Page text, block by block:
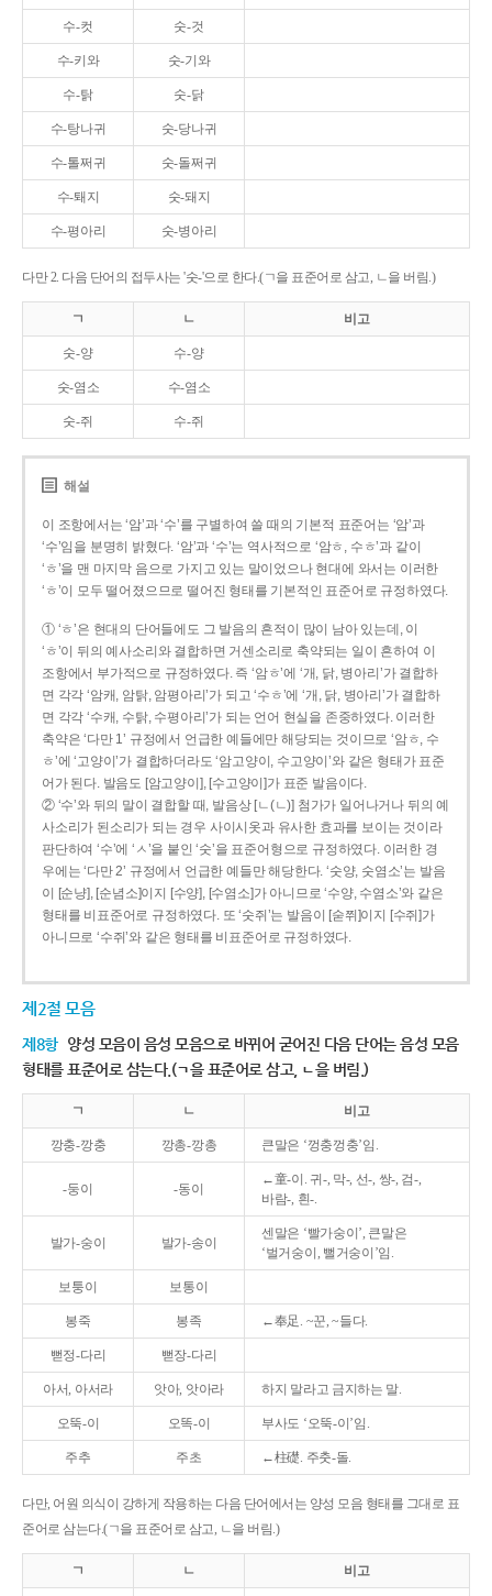
수-컷 숫-것
수-키와 숫-기와
수-탉 숫-닭
수-탕나귀 숫-당나귀
수-톨쩌귀 숫-돌쩌귀
수-퇘지 숫-돼지
수-평아리 숫-병아리
다만 2. 다음 단어의 접두사는 '숫-'으로 한다.(ㄱ을 표준어로 삼고, ㄴ을 버림.)
ㄱ ㄴ 비고
숫-양 수-양
숫-염소 수-염소
숫-쥐 수-쥐
해설
이 조항에서는 ‘암’과 ‘수’를 구별하여 쓸 때의 기본적 표준어는 ‘암’과
‘수’임을 분명히 밝혔다. ‘암’과 ‘수’는 역사적으로 ‘암ㅎ, 수ㅎ’과 같이
‘ㅎ’을 맨 마지막 음으로 가지고 있는 말이었으나 현대에 와서는 이러한
‘ㅎ’이 모두 떨어졌으므로 떨어진 형태를 기본적인 표준어로 규정하였다.
① ‘ㅎ’은 현대의 단어들에도 그 발음의 흔적이 많이 남아 있는데, 이
‘ㅎ’이 뒤의 예사소리와 결합하면 거센소리로 축약되는 일이 흔하여 이
조항에서 부가적으로 규정하였다. 즉 ‘암ㅎ’에 ‘개, 닭, 병아리’가 결합하
면 각각 ‘암캐, 암탉, 암평아리’가 되고 ‘수ㅎ’에 ‘개, 닭, 병아리’가 결합하
면 각각 ‘수캐, 수탉, 수평아리’가 되는 언어 현실을 존중하였다. 이러한
축약은 ‘다만 1’ 규정에서 언급한 예들에만 해당되는 것이므로 ‘암ㅎ, 수
ㅎ’에 ‘고양이’가 결합하더라도 ‘암고양이, 수고양이’와 같은 형태가 표준
어가 된다. 발음도 [암고양이], [수고양이]가 표준 발음이다.
② ‘수’와 뒤의 말이 결합할 때, 발음상 [ㄴ(ㄴ)] 첨가가 일어나거나 뒤의 예
사소리가 된소리가 되는 경우 사이시옷과 유사한 효과를 보이는 것이라
판단하여 ‘수’에 ‘ㅅ’을 붙인 ‘숫’을 표준어형으로 규정하였다. 이러한 경
우에는 ‘다만 2’ 규정에서 언급한 예들만 해당한다. ‘숫양, 숫염소’는 발음
이 [순냥], [순념소]이지 [수양], [수염소]가 아니므로 ‘수양, 수염소’와 같은
형태를 비표준어로 규정하였다. 또 ‘숫쥐’는 발음이 [숟쮜]이지 [수쥐]가
아니므로 ‘수쥐’와 같은 형태를 비표준어로 규정하였다.
제2절 모음
제8항 양성 모음이 음성 모음으로 바뀌어 굳어진 다음 단어는 음성 모음
형태를 표준어로 삼는다.(ㄱ을 표준어로 삼고, ㄴ을 버림.)
ㄱ ㄴ 비고
깡충-깡충 깡총-깡총 큰말은 ‘껑충껑충’임.
-둥이 -동이
←童-이. 귀-, 막-, 선-, 쌍-, 검-,
바람-, 흰-.
발가-숭이 발가-송이
센말은 ‘빨가숭이’, 큰말은
‘벌거숭이, 뻘거숭이’임.
보퉁이 보통이
봉죽 봉족 ←奉足. ~꾼, ~들다.
뻗정-다리 뻗장-다리
아서, 아서라 앗아, 앗아라 하지 말라고 금지하는 말.
오뚝-이 오똑-이 부사도 ‘오뚝-이’임.
주추 주초 ←柱礎. 주춧-돌.
다만, 어원 의식이 강하게 작용하는 다음 단어에서는 양성 모음 형태를 그대로 표
준어로 삼는다.(ㄱ을 표준어로 삼고, ㄴ을 버림.)
ㄱ ㄴ 비고